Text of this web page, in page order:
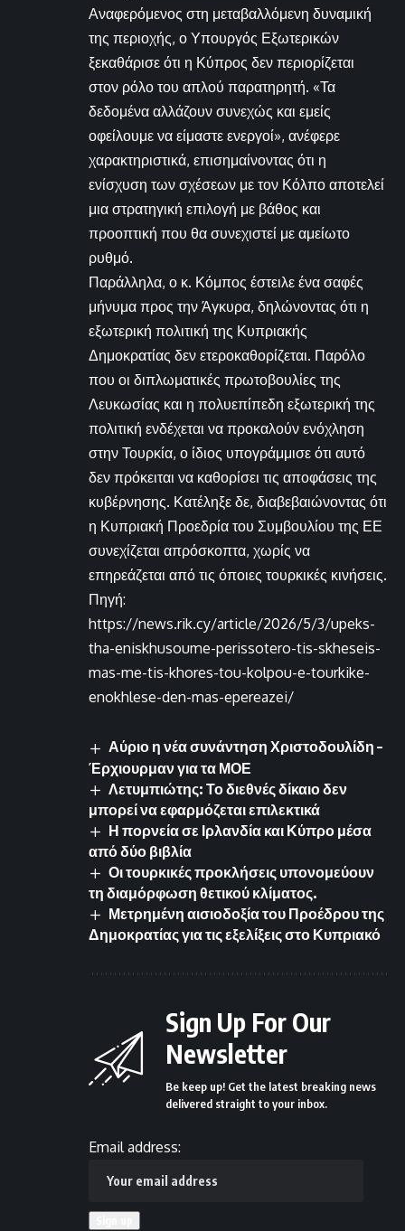
Αναφερόμενος στη μεταβαλλόμενη δυναμική
της περιοχής, ο Υπουργός Εξωτερικών
ξεκαθάρισε ότι η Κύπρος δεν περιορίζεται
στον ρόλο του απλού παρατηρητή. «Τα
δεδομένα αλλάζουν συνεχώς και εμείς
οφείλουμε να είμαστε ενεργοί», ανέφερε
χαρακτηριστικά, επισημαίνοντας ότι η
ενίσχυση των σχέσεων με τον Κόλπο αποτελεί
μια στρατηγική επιλογή με βάθος και
προοπτική που θα συνεχιστεί με αμείωτο
ρυθμό.
Παράλληλα, ο κ. Κόμπος έστειλε ένα σαφές
μήνυμα προς την Άγκυρα, δηλώνοντας ότι η
εξωτερική πολιτική της Κυπριακής
Δημοκρατίας δεν ετεροκαθορίζεται. Παρόλο
που οι διπλωματικές πρωτοβουλίες της
Λευκωσίας και η πολυεπίπεδη εξωτερική της
πολιτική ενδέχεται να προκαλούν ενόχληση
στην Τουρκία, ο ίδιος υπογράμμισε ότι αυτό
δεν πρόκειται να καθορίσει τις αποφάσεις της
κυβέρνησης. Κατέληξε δε, διαβεβαιώνοντας ότι
η Κυπριακή Προεδρία του Συμβουλίου της ΕΕ
συνεχίζεται απρόσκοπτα, χωρίς να
επηρεάζεται από τις όποιες τουρκικές κινήσεις.
Πηγή:
https://news.rik.cy/article/2026/5/3/upeks-
tha-eniskhusoume-perissotero-tis-skheseis-
mas-me-tis-khores-tou-kolpou-e-tourkike-
enokhlese-den-mas-epereazei/
Αύριο η νέα συνάντηση Χριστοδουλίδη –
Έρχιουρμαν για τα ΜΟΕ
Λετυμπιώτης: Το διεθνές δίκαιο δεν
μπορεί να εφαρμόζεται επιλεκτικά
Η πορνεία σε Ιρλανδία και Κύπρο μέσα
από δύο βιβλία
Οι τουρκικές προκλήσεις υπονομεύουν
τη διαμόρφωση θετικού κλίματος.
Μετρημένη αισιοδοξία του Προέδρου της
Δημοκρατίας για τις εξελίξεις στο Κυπριακό
Sign Up For Our
Newsletter
Be keep up! Get the latest breaking news
delivered straight to your inbox.
Email address: